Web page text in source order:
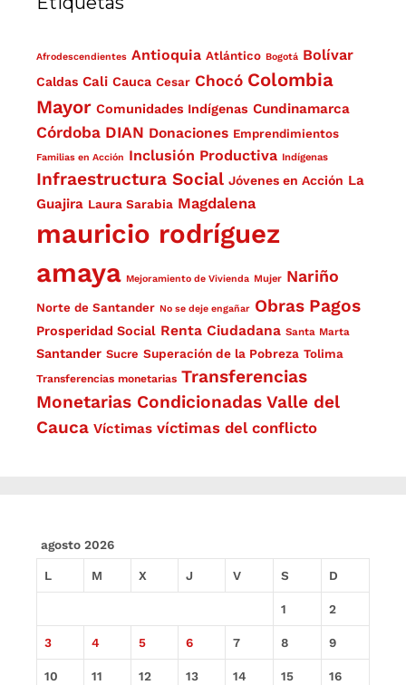
Afrodescendientes Antioquia Atlántico Bogotá Bolívar
Caldas Cali Cauca Cesar Chocó Colombia
Mayor Comunidades Indígenas Cundinamarca
Córdoba DIAN Donaciones Emprendimientos
Familias en Acción Inclusión Productiva Indígenas
Infraestructura Social Jóvenes en Acción La
Guajira Laura Sarabia Magdalena
mauricio rodríguez
amaya Mejoramiento de Vivienda Mujer Nariño
Norte de Santander No se deje engañar Obras Pagos
Prosperidad Social Renta Ciudadana Santa Marta
Santander Sucre Superación de la Pobreza Tolima
Transferencias monetarias Transferencias
Monetarias Condicionadas Valle del
Cauca Víctimas víctimas del conflicto
agosto 2026
L M X J V S D
1 2
3 4 5 6 7 8 9
10 11 12 13 14 15 16